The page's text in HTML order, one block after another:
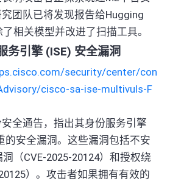
团队已将发现报告给Hugging
相关模型并改进了扫描工具。
务引擎 (ISE) 安全漏洞
security/center/con
cisco-sa-ise-multivuls-F
全通告，指出其身份服务引擎
的安全漏洞。这些漏洞包括不安
（CVE-2025-20124）和授权绕
）。攻击者如果拥有有效的